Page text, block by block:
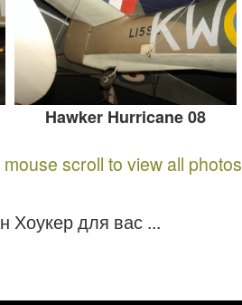
Hawker Hurricane 08
scroll to view all photos
Хоукер для вас ...